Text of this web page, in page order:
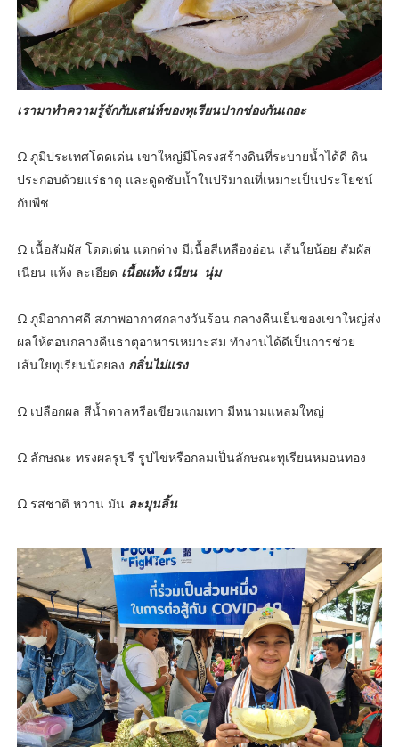
เรามาทำความรู้จักกับเสน่ห์ของทุเรียนปากช่องกันเถอะ
Ω ภูมิประเทศโดดเด่น เขาใหญ่มีโครงสร้างดินที่ระบายน้ำได้ดี ดิน
ประกอบด้วยแร่ธาตุ และดูดซับน้ำในปริมาณที่เหมาะเป็นประโยชน์
กับพืช
Ω เนื้อสัมผัส โดดเด่น แตกต่าง มีเนื้อสีเหลืองอ่อน เส้นใยน้อย สัมผัส
เนียน แห้ง ละเอียด เนื้อแห้ง เนียน นุ่ม
Ω ภูมิอากาศดี สภาพอากาศกลางวันร้อน กลางคืนเย็นของเขาใหญ่ส่ง
ผลให้ตอนกลางคืนธาตุอาหารเหมาะสม ทำงานได้ดีเป็นการช่วย
เส้นใยทุเรียนน้อยลง กลิ่นไม่แรง
Ω เปลือกผล สีน้ำตาลหรือเขียวแกมเทา มีหนามแหลมใหญ่
Ω ลักษณะ ทรงผลรูปรี รูปไข่หรือกลมเป็นลักษณะทุเรียนหมอนทอง
Ω รสชาติ หวาน มัน ละมุนลิ้น